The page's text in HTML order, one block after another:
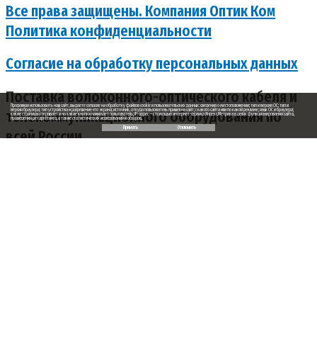
Все права защищены. Компания Оптик Ком
Политика конфиденциальности
Согласие на обработку персональных данных
Поставка волоконного-оптического кабеля и
телекоммуникационного оборудования по
всей России
Продолжая использовать наш сайт, вы даете согласие на обработку файлов cookie и пользовательских данных: сведения о местоположении; тип и версия ОС; тип и
версия браузера; тип устройства и разрешение его экрана; источник, откуда пользователь пришел на сайт; с какого сайта или по какой рекламе; язык ОС и браузера;
какие страницы открывает и на какие кнопки нажимает пользователь; IP-адрес — с помощью интернет-сервиса Яндекс.Метрика в целях функционирования сайта,
проведения ретаргетинга, а также статистических исследований и обзоров.
Принять
Отклонить